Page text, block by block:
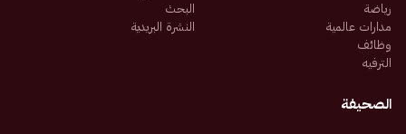
رياضة
مدارات عالمية
وظائف
الترفيه
البحث
النشرة البريدية
الصحيفة